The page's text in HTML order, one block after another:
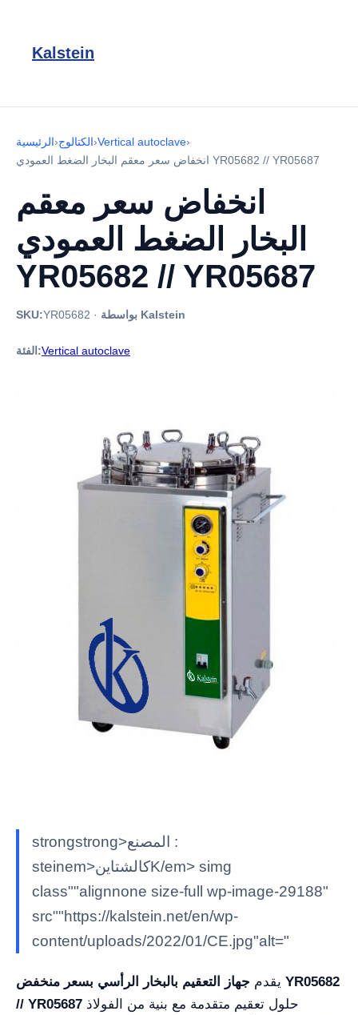
Kalstein
الرئيسية›الكتالوج›Vertical autoclave›
انخفاض سعر معقم البخار الضغط العمودي YR05682 // YR05687
انخفاض سعر معقم
البخار الضغط العمودي
YR05682 // YR05687
SKU:YR05682 · بواسطة Kalstein
الفئة:Vertical autoclave
strongstrong>المصنع :
steinem>كالشتاينK/em> simg
class""alignnone size-full wp-image-29188"
src""https://kalstein.net/en/wp-
content/uploads/2022/01/CE.jpg"alt="
يقدم جهاز التعقيم بالبخار الرأسي بسعر منخفض YR05682
// YR05687